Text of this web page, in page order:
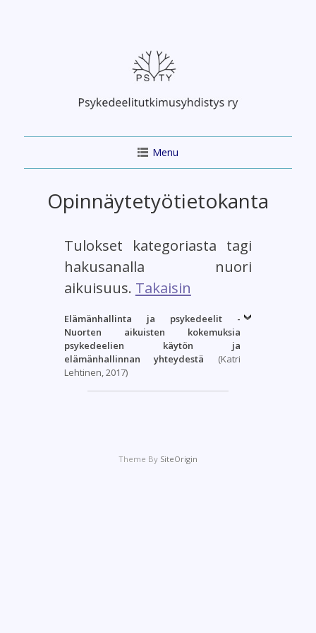
Menu
Opinnäytetyötietokanta
Tulokset kategoriasta tagi
hakusanalla nuori
aikuisuus. Takaisin
Elämänhallinta ja psykedeelit -
Nuorten aikuisten kokemuksia
psykedeelien käytön ja
elämänhallinnan yhteydestä (Katri
Lehtinen, 2017)
Theme By SiteOrigin